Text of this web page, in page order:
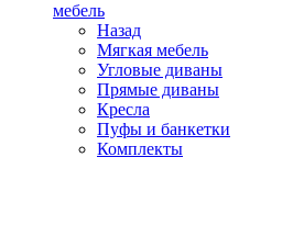
мебель
Назад
Мягкая мебель
Угловые диваны
Прямые диваны
Кресла
Пуфы и банкетки
Комплекты